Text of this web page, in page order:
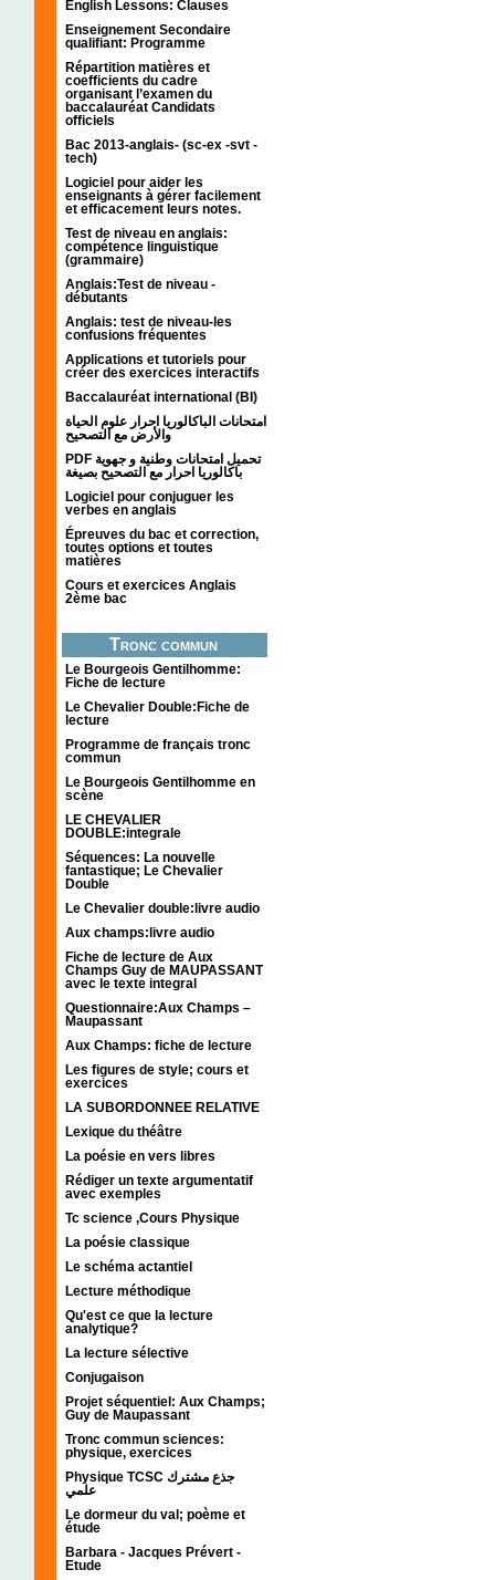
English Lessons: Clauses
Enseignement Secondaire
qualifiant: Programme
Répartition matières et
coefficients du cadre
organisant l’examen du
baccalauréat Candidats
officiels
Bac 2013-anglais- (sc-ex -svt -
tech)
Logiciel pour aider les
enseignants à gérer facilement
et efficacement leurs notes.
Test de niveau en anglais:
compétence linguistique
(grammaire)
Anglais:Test de niveau -
débutants
Anglais: test de niveau-les
confusions fréquentes
Applications et tutoriels pour
créer des exercices interactifs
Baccalauréat international (BI)
امتحانات الباكالوريا احرار علوم الحياة
والأرض مع التصحيح
PDF تحميل امتحانات وطنية و جهوية
باكالوريا احرار مع التصحيح بصيغة
Logiciel pour conjuguer les
verbes en anglais
Épreuves du bac et correction,
toutes options et toutes
matières
Cours et exercices Anglais
2ème bac
Tronc commun
Le Bourgeois Gentilhomme:
Fiche de lecture
Le Chevalier Double:Fiche de
lecture
Programme de français tronc
commun
Le Bourgeois Gentilhomme en
scène
LE CHEVALIER
DOUBLE:integrale
Séquences: La nouvelle
fantastique; Le Chevalier
Double
Le Chevalier double:livre audio
Aux champs:livre audio
Fiche de lecture de Aux
Champs Guy de MAUPASSANT
avec le texte integral
Questionnaire:Aux Champs –
Maupassant
Aux Champs: fiche de lecture
Les figures de style; cours et
exercices
LA SUBORDONNEE RELATIVE
Lexique du théâtre
La poésie en vers libres
Rédiger un texte argumentatif
avec exemples
Tc science ,Cours Physique
La poésie classique
Le schéma actantiel
Lecture méthodique
Qu'est ce que la lecture
analytique?
La lecture sélective
Conjugaison
Projet séquentiel: Aux Champs;
Guy de Maupassant
Tronc commun sciences:
physique, exercices
Physique TCSC جذع مشترك
علمي
Le dormeur du val; poème et
étude
Barbara - Jacques Prévert -
Etude